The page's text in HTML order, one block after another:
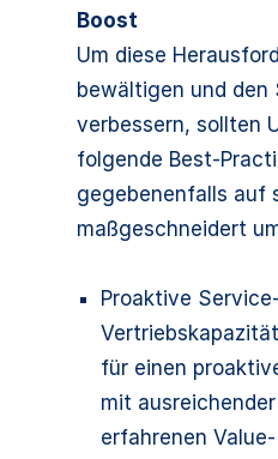
Boost
Um diese
bewältigen und den
verbessern, sollten
folgende Best-
gegebenenfalls auf
maßgeschneidert
Proaktive Service-
für einen
mit
erfahrenen